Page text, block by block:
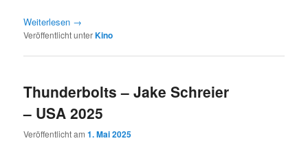
Weiterlesen →
Veröffentlicht unterKino
Thunderbolts – Jake Schreier
– USA 2025
Veröffentlicht am1. Mai 2025